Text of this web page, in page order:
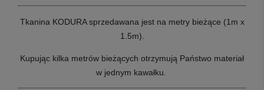
Tkanina KODURA sprzedawana jest na metry bieżące (1m x
1.5m).
Kupując kilka metrów bieżących otrzymują Państwo materiał
w jednym kawałku.